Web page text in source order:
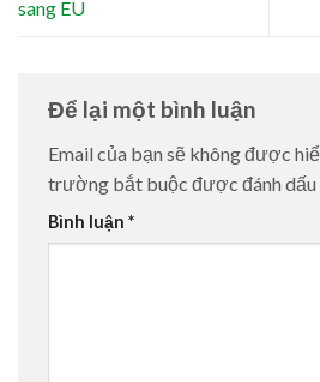
sang EU
Để lại một bình luận
Email của bạn sẽ không được
trường bắt buộc được đánh dấu
Bình luận *